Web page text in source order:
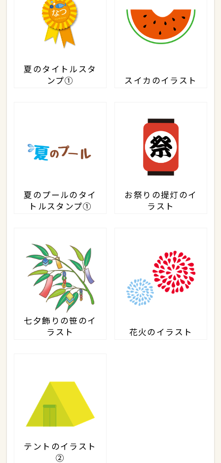
夏のタイトルスタ
ンプ①
スイカのイラスト
夏のプールのタイ
トルスタンプ①
お祭りの提灯のイ
ラスト
七夕飾りの笹のイ
ラスト
花火のイラスト
テントのイラスト
②